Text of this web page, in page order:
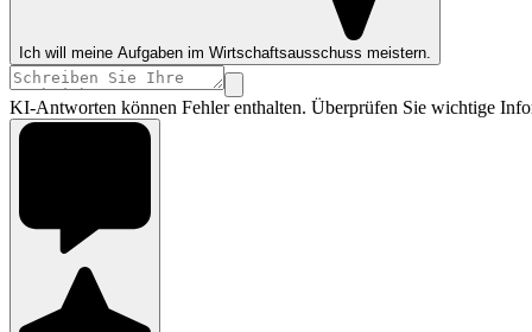
Ich will meine Aufgaben im Wirtschaftsausschuss meistern.
KI-Antworten können Fehler enthalten. Überprüfen Sie wichtige